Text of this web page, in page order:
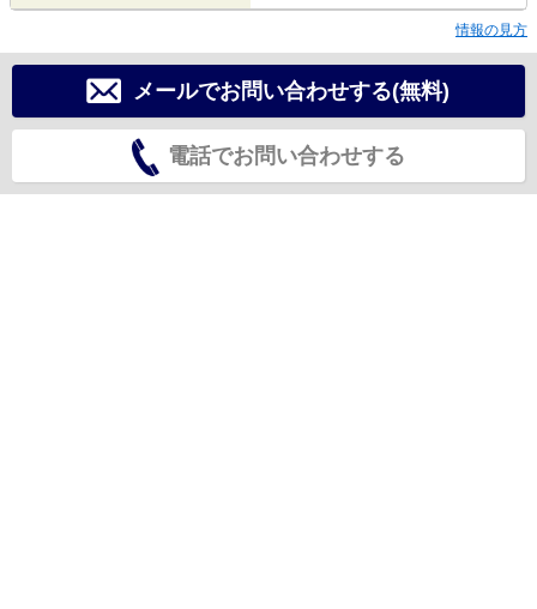
情報の見方
メールでお問い合わせする(無料)
電話でお問い合わせする